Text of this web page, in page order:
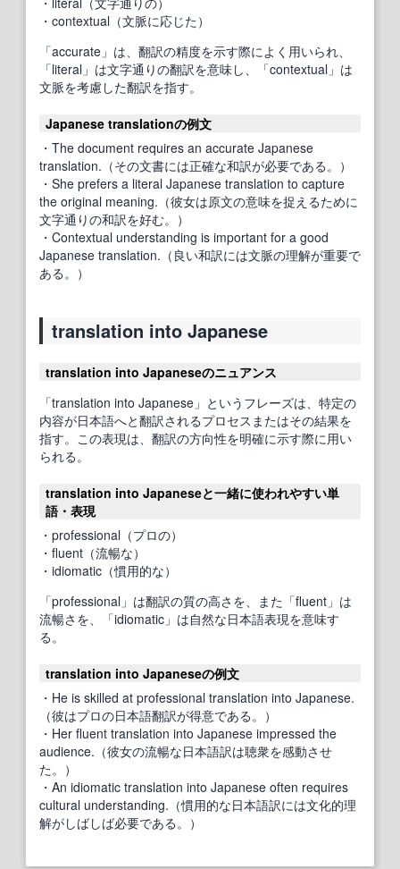
・contextual（文脈に応じた）
「accurate」は、翻訳の精度を示す際によく用いられ、
「literal」は文字通りの翻訳を意味し、「contextual」は
文脈を考慮した翻訳を指す。
Japanese translationの例文
・The document requires an accurate Japanese
translation.（その文書には正確な和訳が必要である。）
・She prefers a literal Japanese translation to capture
the original meaning.（彼女は原文の意味を捉えるために
文字通りの和訳を好む。）
・Contextual understanding is important for a good
Japanese translation.（良い和訳には文脈の理解が重要で
ある。）
translation into Japanese
translation into Japaneseのニュアンス
「translation into Japanese」というフレーズは、特定の
内容が日本語へと翻訳されるプロセスまたはその結果を
指す。この表現は、翻訳の方向性を明確に示す際に用い
られる。
translation into Japaneseと一緒に使われやすい単
語・表現
・professional（プロの）
・fluent（流暢な）
・idiomatic（慣用的な）
「professional」は翻訳の質の高さを、また「fluent」は
流暢さを、「idiomatic」は自然な日本語表現を意味す
る。
translation into Japaneseの例文
・He is skilled at professional translation into Japanese.
（彼はプロの日本語翻訳が得意である。）
・Her fluent translation into Japanese impressed the
audience.（彼女の流暢な日本語訳は聴衆を感動させ
た。）
・An idiomatic translation into Japanese often requires
cultural understanding.（慣用的な日本語訳には文化的理
解がしばしば必要である。）